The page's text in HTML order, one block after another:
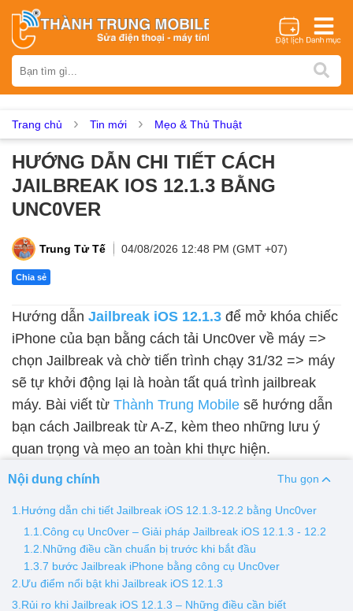
iPhone Samsung Oppo Xiaomi Realme Vivo
Asus Sony Vertu LG Tecno
Dịch vụ sửa chữa
Thay mic Thay rung Thay main Unlock - Mở Khoá
Màn hình Xiaomi
Màn hình Vsmart Màn hình Google Pixel
Thay pin
Pin iPhone Pin Samsumg Pin Oppo Pin Xiaomi
Pin Realme
Vỏ Huawei Vỏ Vivo
Trang chủ Tin mới Mẹo & Thủ Thuật
HƯỚNG DẪN CHI TIẾT CÁCH
JAILBREAK IOS 12.1.3 BẰNG
UNC0VER
Trung Tử Tế 04/08/2026 12:48 PM (GMT +07)
Chia sẻ
Hướng dẫn Jailbreak iOS 12.1.3 để mở khóa chiếc
iPhone của bạn bằng cách tải Unc0ver về máy =>
chọn Jailbreak và chờ tiến trình chạy 31/32 => máy
sẽ tự khởi động lại là hoàn tất quá trình jailbreak
máy. Bài viết từ Thành Trung Mobile sẽ hướng dẫn
bạn cách Jailbreak từ A-Z, kèm theo những lưu ý
quan trọng và mẹo an toàn khi thực hiện.
Nội dung chính Thu gọn
1.Hướng dẫn chi tiết Jailbreak iOS 12.1.3-12.2 bằng Unc0ver
1.1.Công cụ Unc0ver – Giải pháp Jailbreak iOS 12.1.3 - 12.2
1.2.Những điều cần chuẩn bị trước khi bắt đầu
1.3.7 bước Jailbreak iPhone bằng công cụ Unc0ver
2.Ưu điểm nổi bật khi Jailbreak iOS 12.1.3
3.Rủi ro khi Jailbreak iOS 12.1.3 – Những điều cần biết